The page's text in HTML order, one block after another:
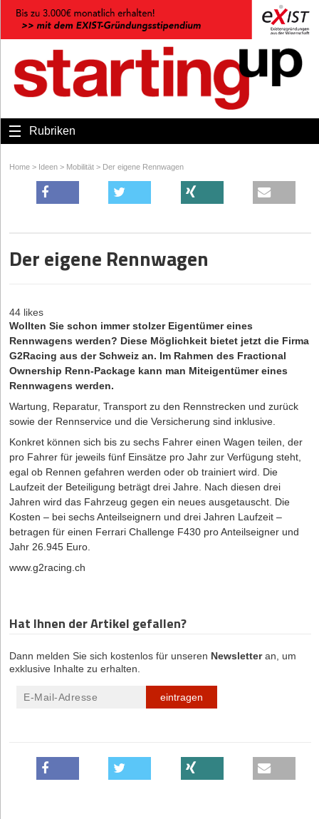
Rubriken
Home > Ideen > Mobilität > Der eigene Rennwagen
Der eigene Rennwagen
44 likes
Wollten Sie schon immer stolzer Eigentümer eines
Rennwagens werden? Diese Möglichkeit bietet jetzt die Firma
G2Racing aus der Schweiz an. Im Rahmen des Fractional
Ownership Renn-Package kann man Miteigentümer eines
Rennwagens werden.
Wartung, Reparatur, Transport zu den Rennstrecken und zurück
sowie der Rennservice und die Versicherung sind inklusive.
Konkret können sich bis zu sechs Fahrer einen Wagen teilen, der
pro Fahrer für jeweils fünf Einsätze pro Jahr zur Verfügung steht,
egal ob Rennen gefahren werden oder ob trainiert wird. Die
Laufzeit der Beteiligung beträgt drei Jahre. Nach diesen drei
Jahren wird das Fahrzeug gegen ein neues ausgetauscht. Die
Kosten – bei sechs Anteilseignern und drei Jahren Laufzeit –
betragen für einen Ferrari Challenge F430 pro Anteilseigner und
Jahr 26.945 Euro.
www.g2racing.ch
Hat Ihnen der Artikel gefallen?
Dann melden Sie sich kostenlos für unseren Newsletteran, um
exklusive Inhalte zu erhalten.
eintragen